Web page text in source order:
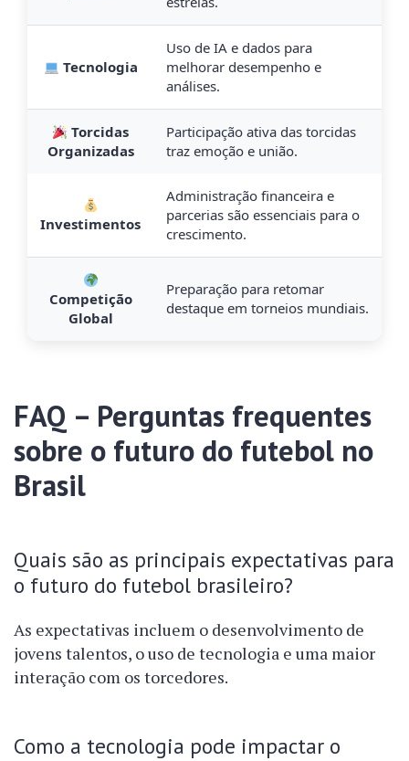
Tecnologia
Uso de IA e dados para
melhorar desempenho e
análises.
Torcidas
Organizadas
Participação ativa das torcidas
traz emoção e união.
Investimentos
Administração financeira e
parcerias são essenciais para o
crescimento.
Competição
Global
Preparação para retomar
destaque em torneios mundiais.
FAQ – Perguntas frequentes
sobre o futuro do futebol no
Brasil
Quais são as principais expectativas para
o futuro do futebol brasileiro?
As expectativas incluem o desenvolvimento de
jovens talentos, o uso de tecnologia e uma maior
interação com os torcedores.
Como a tecnologia pode impactar o